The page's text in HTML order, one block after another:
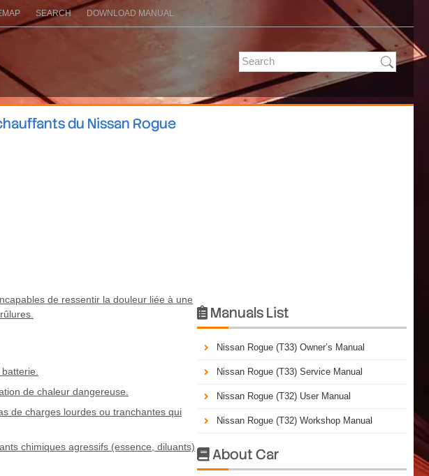
SEARCH DOWNLOAD MANUAL
du Nissan Rogue
de ressentir la douleur liée à une
de chaleur dangereuse.
de charges lourdes ou tranchantes qui
chimiques agressifs (essence, diluants)
 Manuals List
Nissan Rogue (T33) Owner’s Manual
Nissan Rogue (T33) Service Manual
Nissan Rogue (T32) User Manual
Nissan Rogue (T32) Workshop Manual
About Car